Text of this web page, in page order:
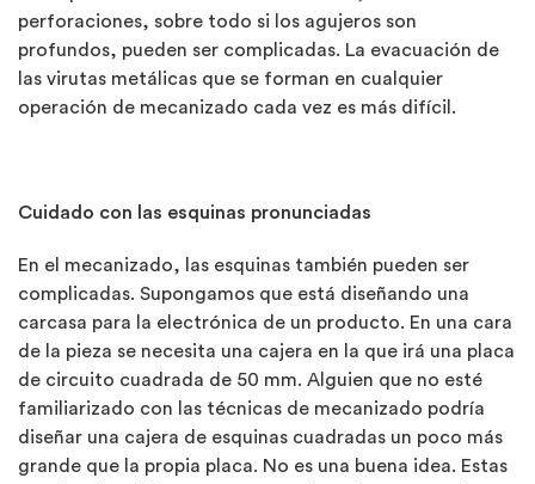
perforaciones, sobre todo si los agujeros son
profundos, pueden ser complicadas. La evacuación de
las virutas metálicas que se forman en cualquier
operación de mecanizado cada vez es más difícil.
Cuidado con las esquinas pronunciadas
En el mecanizado, las esquinas también pueden ser
complicadas. Supongamos que está diseñando una
carcasa para la electrónica de un producto. En una cara
de la pieza se necesita una cajera en la que irá una placa
de circuito cuadrada de 50 mm. Alguien que no esté
familiarizado con las técnicas de mecanizado podría
diseñar una cajera de esquinas cuadradas un poco más
grande que la propia placa. No es una buena idea. Estas